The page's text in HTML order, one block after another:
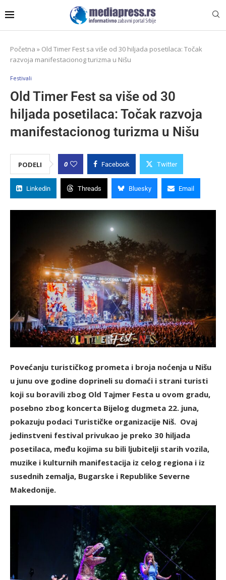
Početna » Old Timer Fest sa više od 30 hiljada posetilaca: Točak
razvoja manifestacionog turizma u Nišu
Festivali
Old Timer Fest sa više od 30
hiljada posetilaca: Točak razvoja
manifestacionog turizma u Nišu
PODELI 0 Facebook Twitter
Linkedin Threads Bluesky Email
Povećanju turističkog prometa i broja noćenja u Nišu
u junu ove godine doprineli su domaći i strani turisti
koji su boravili zbog Old Tajmer Festa u ovom gradu,
posebno zbog koncerta Bijelog dugmeta 22. juna,
pokazuju podaci Turističke organizacije Niš. Ovaj
jedinstveni festival privukao je preko 30 hiljada
posetilaca, među kojima su bili ljubitelji starih vozila,
muzike i kulturnih manifestacija iz celog regiona i iz
susednih zemalja, Bugarske i Republike Severne
Makedonije.